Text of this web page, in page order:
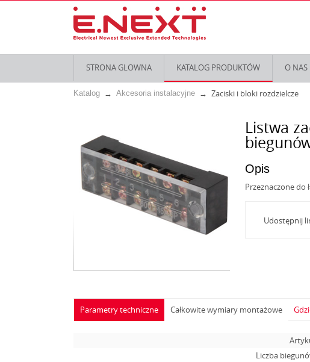
STRONA GLOWNA KATALOG PRODUKTÓW O NAS
Katalog Akcesoria instalacyjne Zaciski i bloki rozdzielcze
Listwa
Opis
Przeznaczone do
Udostępnij
Parametry techniczne
Liczba
Całkowite wymiary montażowe